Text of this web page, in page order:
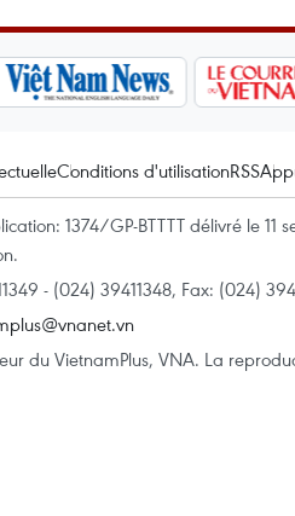
Conditions d'utilisationRSS
1374/GP-BTTTT délivré le
- (024) 39411348, Fax: (024)
du VietnamPlus, VNA. La